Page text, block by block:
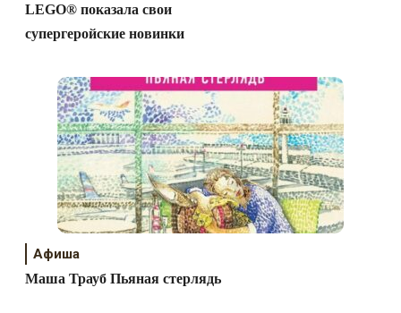
LEGO® показала свои
супергеройские новинки
Афиша
Маша Трауб Пьяная стерлядь